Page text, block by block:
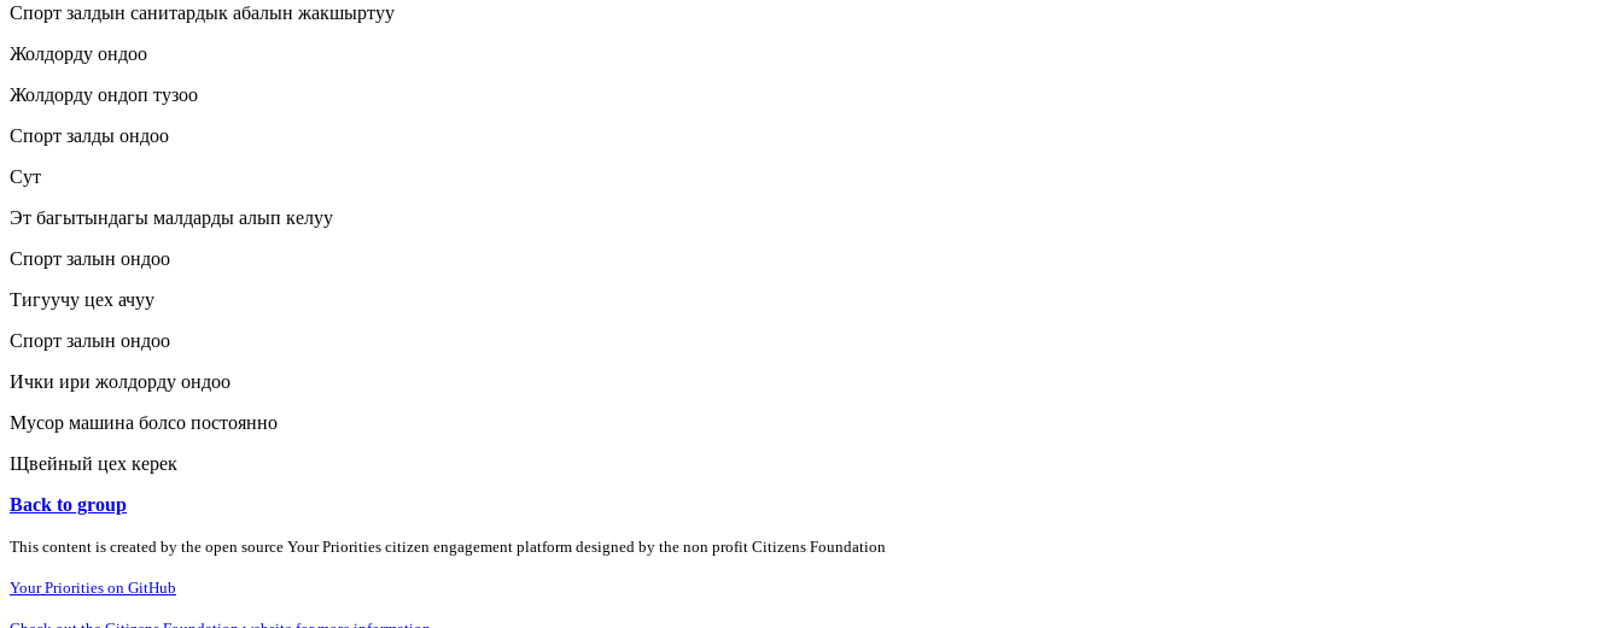
Спорт залдын санитардык абалын жакшыртуу
Жолдорду ондоо
Жолдорду ондоп тузоо
Спорт залды ондоо
Сут
Эт багытындагы малдарды алып келуу
Спорт залын ондоо
Тигуучу цех ачуу
Спорт залын ондоо
Ички ири жолдорду ондоо
Мусор машина болсо постоянно
Щвейный цех керек
Back to group
This content is created by the open source Your Priorities citizen engagement platform designed by the non profit Citizens Foundation
Your Priorities on GitHub